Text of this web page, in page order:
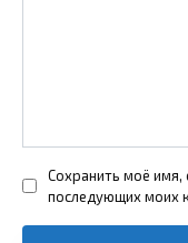
Сохранить моё имя,
последующих моих